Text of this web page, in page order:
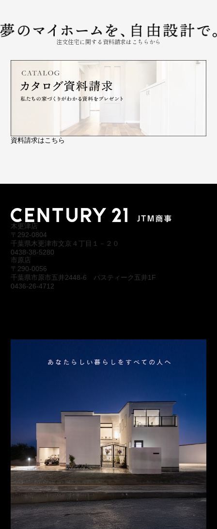
注文住宅に関する資料請求はこちらから
資料請求はこちら
木更津店
〒292-0804
千葉県木更津市文京４丁目１－２０
0438-38-5280
市原店
〒290-0056
千葉県市原市五井2448-6 パスティーク五井1F
0436-26-4712